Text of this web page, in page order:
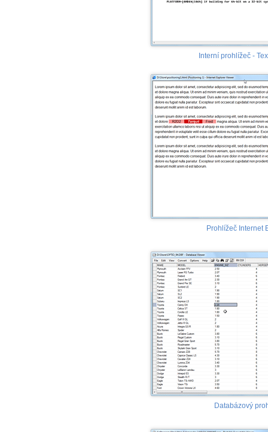
Interní prohlížeč -
Prohlížeč Internet
Databázový